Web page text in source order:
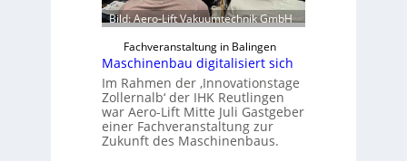
Bild: Aero-Lift Vakuumtechnik GmbH
Fachveranstaltung in Balingen
Maschinenbau digitalisiert sich
Im Rahmen der ‚Innovationstage
Zollernalb‘ der IHK Reutlingen
war Aero-Lift Mitte Juli Gastgeber
einer Fachveranstaltung zur
Zukunft des Maschinenbaus.